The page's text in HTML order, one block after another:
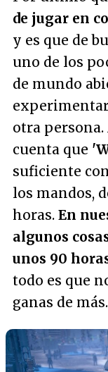
de jugar en
y es que de
uno de los
de mundo
otra
cuenta que
suficiente
los mandos,
horas. En
algunos
unos 90
todo es que
ganas de más.